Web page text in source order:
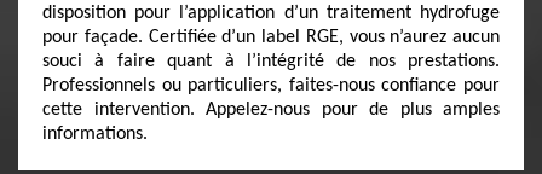
disposition pour l’application d’un traitement hydrofuge
pour façade. Certifiée d’un label RGE, vous n’aurez aucun
souci à faire quant à l’intégrité de nos prestations.
Professionnels ou particuliers, faites-nous confiance pour
cette intervention. Appelez-nous pour de plus amples
informations.